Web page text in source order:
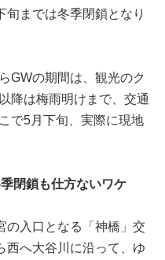
までは冬季閉鎖となり
GWの期間は、観光のク
降は梅雨明けまで、交通
で5月下旬、実際に現地
閉鎖も仕方ないワケ
の入口となる「神橋」交
西へ大谷川に沿って、ゆ